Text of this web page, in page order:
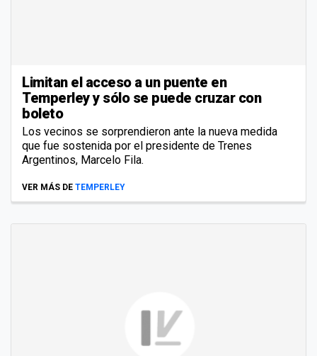
Limitan el acceso a un puente en
Temperley y sólo se puede cruzar con
boleto
Los vecinos se sorprendieron ante la nueva medida
que fue sostenida por el presidente de Trenes
Argentinos, Marcelo Fila.
VER MÁS DE TEMPERLEY